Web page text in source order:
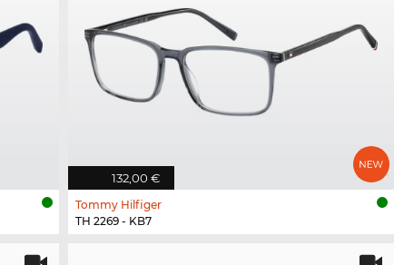
132,00 €
Tommy Hilfiger
TH 2269 - KB7